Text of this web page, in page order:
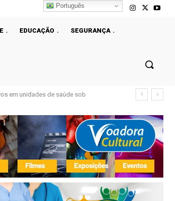
EDUCAÇÃO
SEGURANÇA
em unidades de saúde sob
Português